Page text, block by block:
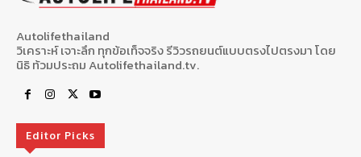
Autolifethailand
วิเคราะห์ เจาะลึก ทุกข้อเท็จจริง รีวิวรถยนต์แบบตรงไปตรงมา โดย
นิธิ ท้วมประถม Autolifethailand.tv.
Editor Picks